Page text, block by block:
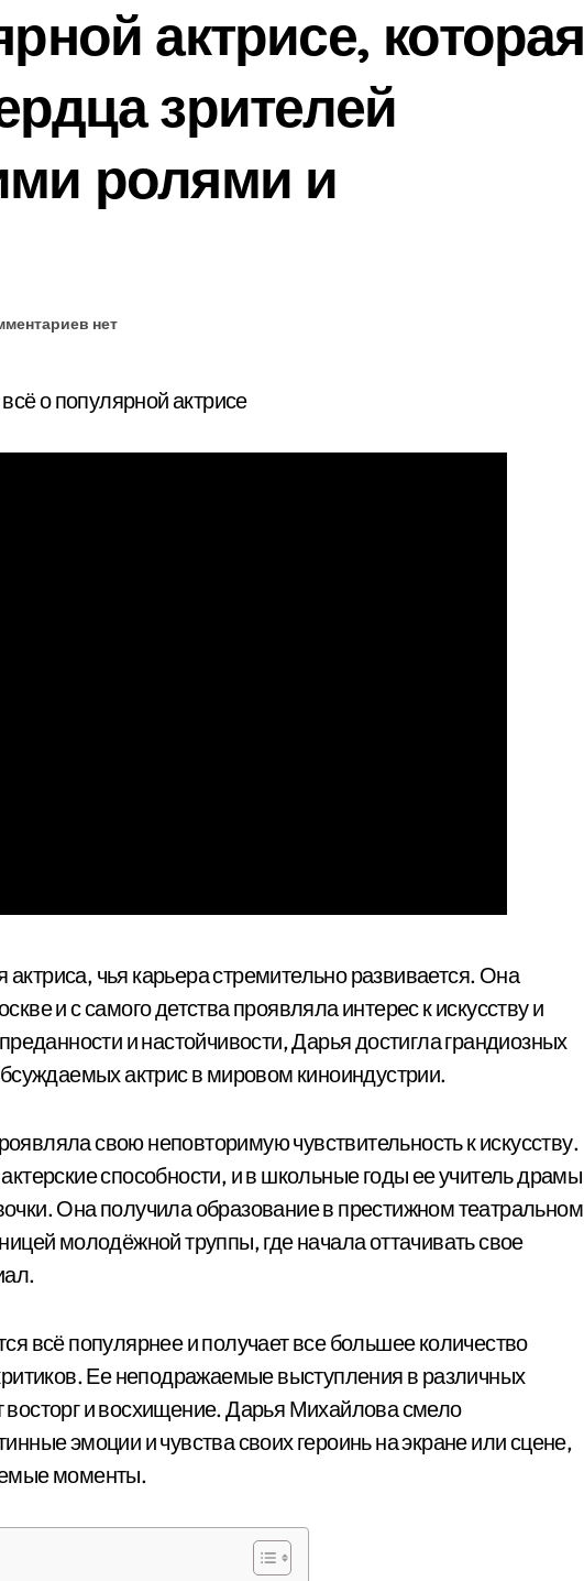
актрисе, которая
зрителей
ролями и
нет
актриса, чья карьера стремительно развивается. Она
и с самого детства проявляла интерес к искусству и
и настойчивости, Дарья достигла грандиозных
актрис в мировом киноиндустрии.
свою неповторимую чувствительность к искусству.
способности, и в школьные годы ее учитель драмы
Она получила образование в престижном театральном
молодёжной труппы, где начала оттачивать свое
всё популярнее и получает все большее количество
Ее неподражаемые выступления в различных
и восхищение. Дарья Михайлова смело
эмоции и чувства своих героинь на экране или сцене,
моменты.